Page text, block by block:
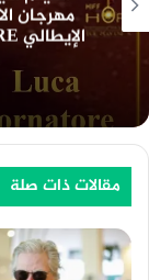
نادي
”
مقالات ذات صلة